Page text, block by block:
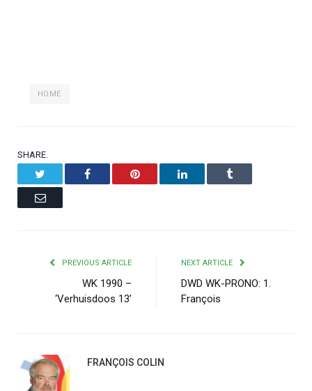
HOME
SHARE.
Facebook Pinterest LinkedIn Tumblr
Email
PREVIOUS ARTICLE
WK 1990 –
‘Verhuisdoos 13’
NEXT ARTICLE
DWD WK-PRONO: 1.
François
FRANÇOIS COLIN